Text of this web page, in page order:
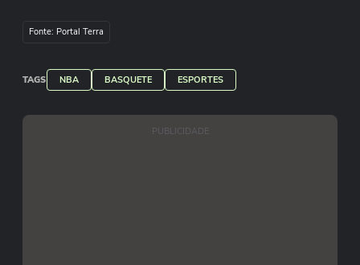
sua equipe.
Fonte: Portal Terra
TAGS NBA BASQUETE ESPORTES
PUBLICIDADE